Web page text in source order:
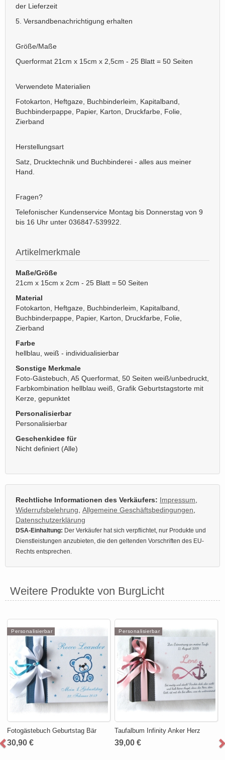
der Lieferzeit
5. Versandbenachrichtigung erhalten
Größe/Maße
Querformat 21cm x 15cm x 2,5cm - 25 Blatt = 50 Seiten
Verwendete Materialien
Fotokarton, Heftgaze, Buchbinderleim, Kapitalband,
Buchbinderpappe, Papier, Karton, Druckfarbe, Folie,
Zierband
Herstellungsart
Satz, Drucktechnik und Buchbinderei - alles aus meiner
Hand.
Fragen?
Telefonischer Kundenservice Montag bis Donnerstag von 9
bis 16 Uhr unter 036847-539922.
Artikelmerkmale
Maße/Größe
21cm x 15cm x 2cm - 25 Blatt = 50 Seiten
Material
Fotokarton, Heftgaze, Buchbinderleim, Kapitalband,
Buchbinderpappe, Papier, Karton, Druckfarbe, Folie,
Zierband
Farbe
hellblau, weiß - individualisierbar
Sonstige Merkmale
Foto-Gästebuch, A5 Querformat, 50 Seiten weiß/unbedruckt,
Farbkombination hellblau weiß, Grafik Geburtstagstorte mit
Kerze, gepunktet
Personalisierbar
Personalisierbar
Geschenkidee für
Nicht definiert (Alle)
Rechtliche Informationen des Verkäufers: Impressum
Widerrufsbelehrung Allgemeine Geschäftsbedingungen
Datenschutzerklärung
DSA-Einhaltung: Der Verkäufer hat sich verpflichtet, nur Produkte und
Dienstleistungen anzubieten, die den geltenden Vorschriften des EU-
Rechts entsprechen.
Weitere Produkte von BurgLicht
Personalisierbar
Fotogästebuch Geburtstag Bär
30,90 €
Personalisierbar
Taufalbum Infinity Anker Herz
39,00 €